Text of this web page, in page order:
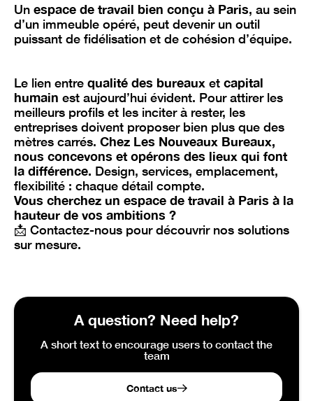
A question? Need help?
A short text to encourage users to contact the
team
Contact us
Un espace de travail bien conçu à Paris, au sein
d’un immeuble opéré, peut devenir un outil
puissant de fidélisation et de cohésion d’équipe.
Le lien entre qualité des bureaux et capital
humain est aujourd’hui évident. Pour attirer les
meilleurs profils et les inciter à rester, les
entreprises doivent proposer bien plus que des
mètres carrés. Chez Les Nouveaux Bureaux,
nous concevons et opérons des lieux qui font
la différence. Design, services, emplacement,
flexibilité : chaque détail compte.
Vous cherchez un espace de travail à Paris à la
hauteur de vos ambitions ?
📩 Contactez-nous pour découvrir nos solutions
sur mesure.